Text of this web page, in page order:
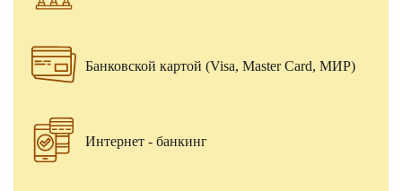
Банковской картой (Visa, Master Card, МИР)
Интернет - банкинг